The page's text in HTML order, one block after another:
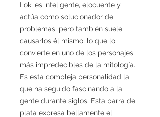
Loki es inteligente, elocuente y
actúa como solucionador de
problemas, pero también suele
causarlos él mismo, lo que lo
convierte en uno de los personajes
más impredecibles de la mitología.
Es esta compleja personalidad la
que ha seguido fascinando a la
gente durante siglos. Esta barra de
plata expresa bellamente el